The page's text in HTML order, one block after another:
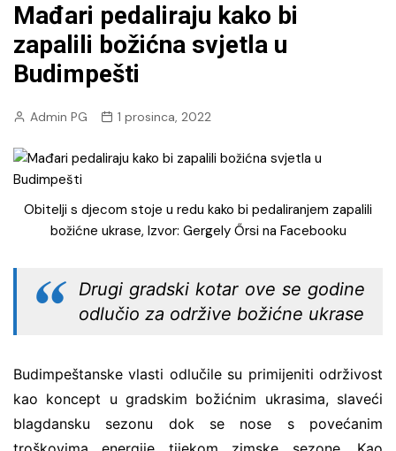
Mađari pedaliraju kako bi
zapalili božićna svjetla u
Budimpešti
Admin PG 1 prosinca, 2022
Obitelji s djecom stoje u redu kako bi pedaliranjem zapalili
božićne ukrase, Izvor: Gergely Őrsi na Facebooku
Drugi gradski kotar ove se godine
odlučio za održive božićne ukrase
Budimpeštanske vlasti odlučile su primijeniti održivost
kao koncept u gradskim božićnim ukrasima, slaveći
blagdansku sezonu dok se nose s povećanim